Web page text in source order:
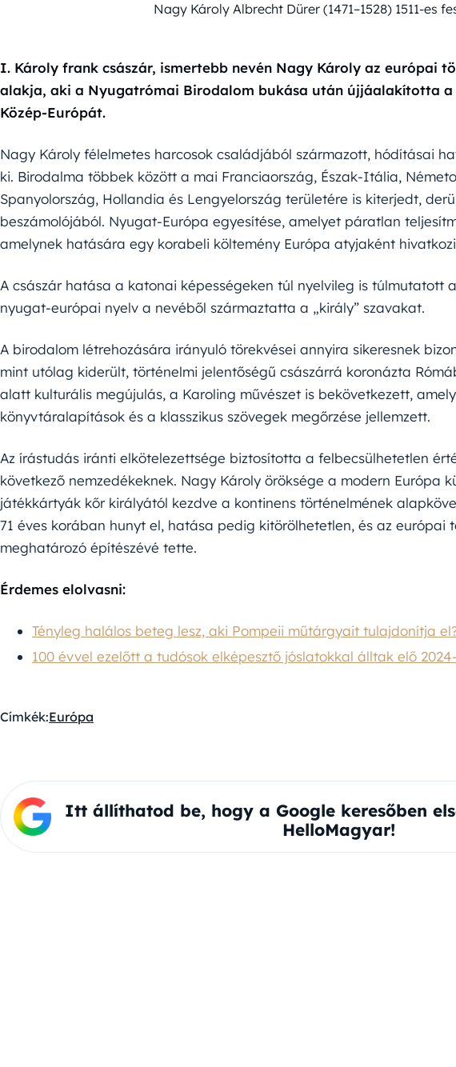
Nagy Károly Albrecht Dürer (1471–1528) 1511-es
I. Károly frank császár, ismertebb nevén Nagy Károly az európai
alakja, aki a Nyugatrómai Birodalom bukása után újjáalakította
Közép-Európát.
Nagy Károly félelmetes harcosok családjából származott, hódításai
ki. Birodalma többek között a mai Franciaország, Észak-Itália,
Spanyolország, Hollandia és Lengyelország területére is kiterjedt,
beszámolójából. Nyugat-Európa egyesítése, amelyet páratlan
amelynek hatására egy korabeli költemény Európa atyjaként
A császár hatása a katonai képességeken túl nyelvileg is túlmutatott
nyugat-európai nyelv a nevéből származtatta a „király” szavakat.
A birodalom létrehozására irányuló törekvései annyira sikeresnek
mint utólag kiderült, történelmi jelentőségű császárrá koronázta
alatt kulturális megújulás, a Karoling művészet is bekövetkezett,
könyvtáralapítások és a klasszikus szövegek megőrzése jellemzett.
Az írástudás iránti elkötelezettsége biztosította a felbecsülhetetlen
következő nemzedékeknek. Nagy Károly öröksége a modern Európa
játékkártyák kőr királyától kezdve a kontinens történelmének
71 éves korában hunyt el, hatása pedig kitörölhetetlen, és az európai
meghatározó építészévé tette.
Érdemes elolvasni:
Tényleg halálos beteg lesz, aki Pompeii műtárgyait tulajdonítja
100 évvel ezelőtt a tudósok elképesztő jóslatokkal álltak elő
Címkék:Európa
Itt állíthatod be, hogy a Google keresőben
HelloMagyar!